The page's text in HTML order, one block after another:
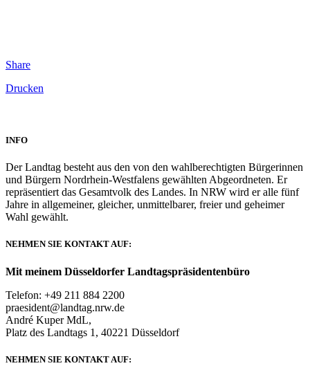
Share
Drucken
INFO
Der Landtag besteht aus den von den wahlberechtigten Bürgerinnen
und Bürgern Nordrhein-Westfalens gewählten Abgeordneten. Er
repräsentiert das Gesamtvolk des Landes. In NRW wird er alle fünf
Jahre in allgemeiner, gleicher, unmittelbarer, freier und geheimer
Wahl gewählt.
NEHMEN SIE KONTAKT AUF:
Mit meinem Düsseldorfer Landtagspräsidentenbüro
Telefon: +49 211 884 2200
praesident@landtag.nrw.de
André Kuper MdL,
Platz des Landtags 1, 40221 Düsseldorf
NEHMEN SIE KONTAKT AUF: